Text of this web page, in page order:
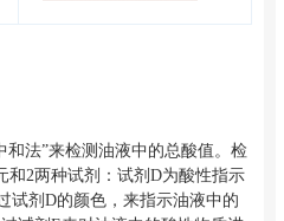
和法”来检测油液中的总酸值。检
和2两种试剂：试剂D为酸性指示
试剂D的颜色，来指示油液中的